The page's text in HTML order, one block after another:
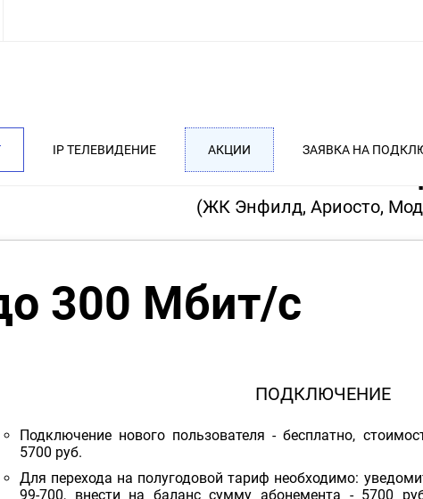
IP ТЕЛЕВИДЕНИЕ АКЦИИ ЗАЯВКА НА
ТАРИФ MEGA
(ЖК Энфилд, Ариосто,
300 Мбит/с
ПОДКЛЮЧЕНИЕ
Подключение нового пользователя - бесплатно,
5700 руб.
Для перехода на полугодовой тариф необходимо:
99-700, внести на баланс сумму абонемента - 5700